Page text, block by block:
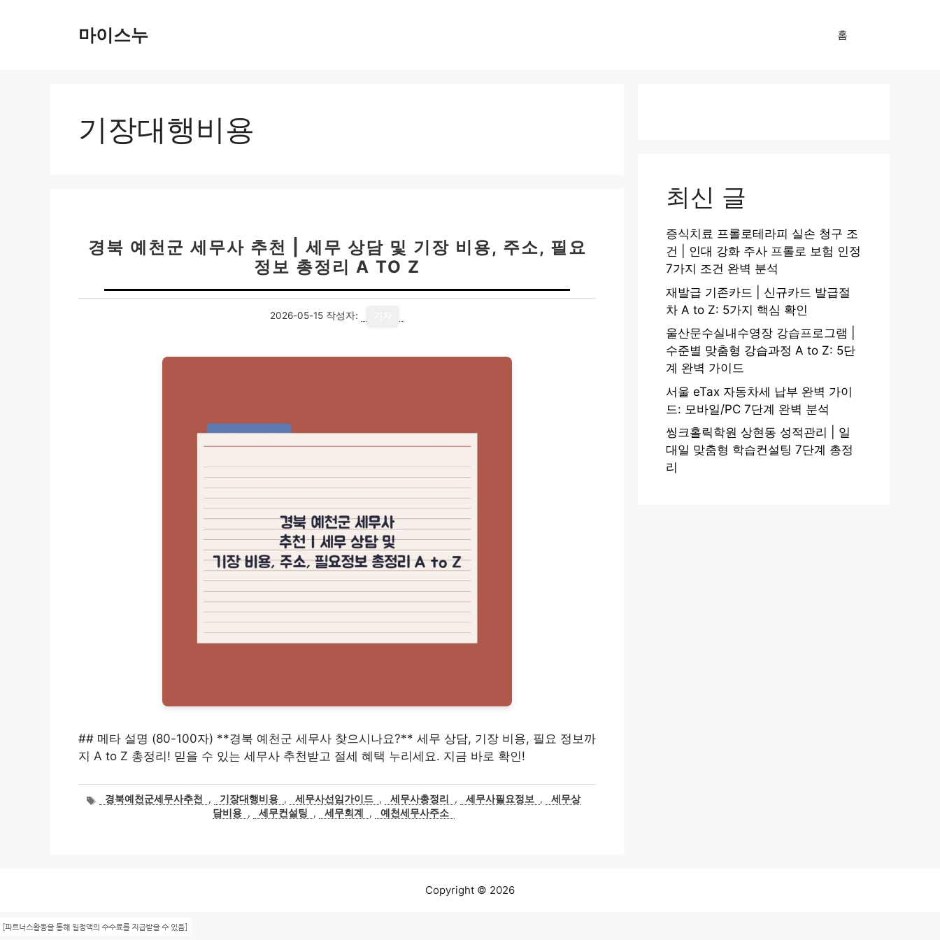
마이스누 홈
기장대행비용
경북 예천군 세무사 추천 | 세무 상담 및 기장 비용, 주소, 필요
정보 총정리 A TO Z
2026-05-15 작성자:
## 메타 설명 (80-100자) **경북 예천군 세무사 찾으시나요?** 세무 상담, 기장 비용, 필요 정보까
지 A to Z 총정리! 믿을 수 있는 세무사 추천받고 절세 혜택 누리세요. 지금 바로 확인!
태경북예천군세무사추천 , 기장대행비용 , 세무사선임가이드 , 세무사총정리 , 세무사필요정보 ,
세무상
담비용 , 세무컨설팅 , 세무회계 , 예천세무사주소
최신 글
증식치료 프롤로테라피 실손 청구 조
건 | 인대 강화 주사 프롤로 보험 인정
7가지 조건 완벽 분석
재발급 기존카드 | 신규카드 발급절
차 A to Z: 5가지 핵심 확인
울산문수실내수영장 강습프로그램 |
수준별 맞춤형 강습과정 A to Z: 5단
계 완벽 가이드
서울 eTax 자동차세 납부 완벽 가이
드: 모바일/PC 7단계 완벽 분석
씽크홀릭학원 상현동 성적관리 | 일
대일 맞춤형 학습컨설팅 7단계 총정
리
Copyright © 2026